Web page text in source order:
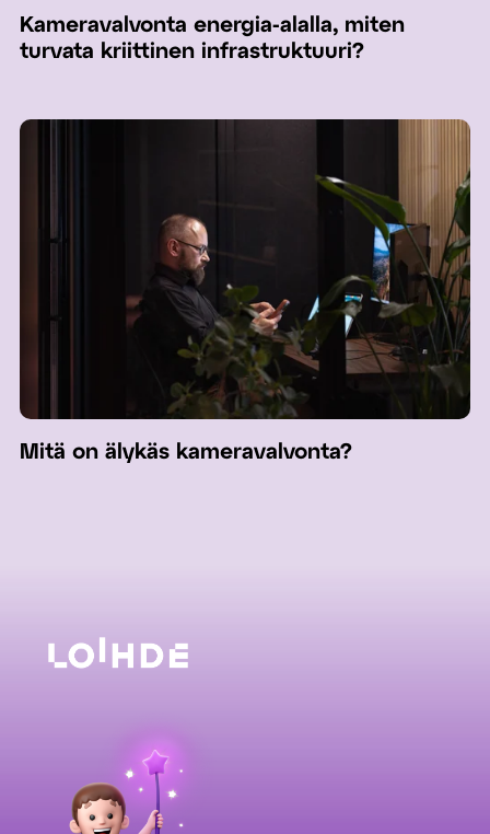
Kameravalvonta energia-alalla, miten
turvata kriittinen infrastruktuuri?
Mitä on älykäs kameravalvonta?